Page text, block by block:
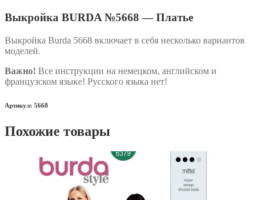
Выкройка BURDA №5668 — Платье
Выкройка Burda 5668 включает в себя несколько вариантов
моделей.
Важно! Все инструкции на немецком, английском и
французском языке! Русского языка нет!
Артикул: 5668
Похожие товары